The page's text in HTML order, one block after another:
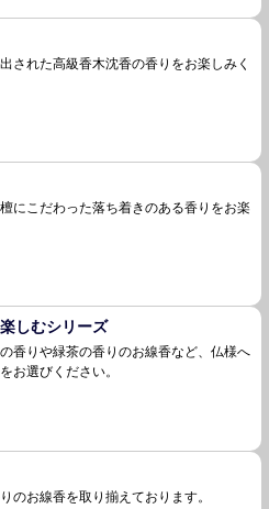
された高級香木沈香の香りをお楽しみく
にこだわった落ち着きのある香りをお楽
しむシリーズ
香りや緑茶の香りのお線香な ど、仏様へ
お選びください。
のお線香を取り揃えておりま す。